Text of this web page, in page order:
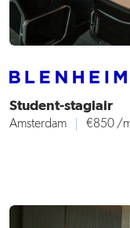
Student-stagiair
Amsterdam €850 /